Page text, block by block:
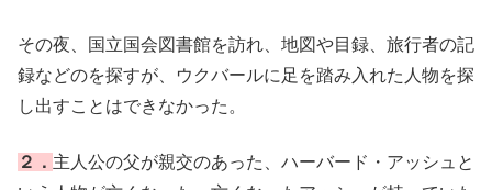
その夜、国立国会図書館を訪れ、地図や目録、旅行者の記
録などのを探すが、ウクバールに足を踏み入れた人物を探
し出すことはできなかった。
２． 主人公の父が親交のあった、ハーバード・アッシュと